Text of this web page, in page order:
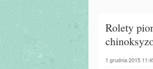
Rolety
1 grudnia 2015